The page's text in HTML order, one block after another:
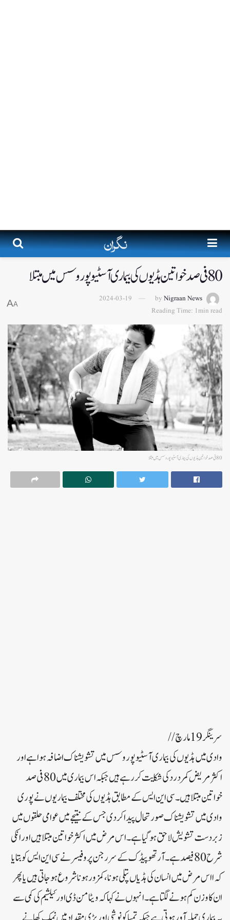
80 فی صد خواتین ہڈیوں کی بیماری آسٹیوپوروسس میں مبتلا
by Nigraan News
2024-03-19
Reading Time: 1min read
A
A
80 فی صد خواتین ہڈیوں کی بیماری آسٹیوپوروسس میں مبتلا
سرینگر19مارچ//
وادی میں ہڈیوں کی بیماری آسٹیوپوروسس میں تشویشناک اضافہ ہوا ہے اور
اکثر مریض کمر درد کی شکایت کررہے ہیں جبکہ اس بیماری میں 80 فی صد
خواتین مبتلا ہیں۔سی این ایس کے مطابق ہڈیوں کی مختلف بیماریوں نے پوری
وادی میں تشویشناک صورتحال پیدا کردی جس کے نتیجے میں عوامی حلقوں میں
زبردست تشویش لاحق ہو گیا ہے۔اس مرض میں اکثر خواتین مبتلا ہیں اور انکی
شرح80 فیصد ہے۔ آرتھوپیڈک کے سر رجن پروفیسر نے سی این ایس کوبتا یا
کہ ا اس مرض میں انسان کی ہڈیاں پتلی ہونا، کمزور ہونا شروع ہوجاتی ہیں یا پھر
ان کا وزن کم ہونے لگتا ہے۔انہوں نے کہا کہ ویٹامن ڈی اور کیلشیم کی کمی سے